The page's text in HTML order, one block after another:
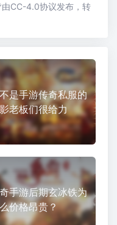
CC-4.0协议发布，转
是手游传奇私服的
老板们很给力
手游后期玄冰铁为
价格昂贵？